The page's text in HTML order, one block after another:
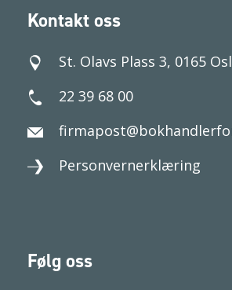
Kontakt oss
St. Olavs Plass 3, 0165
22 39 68 00
Personvernerklæring
Følg oss